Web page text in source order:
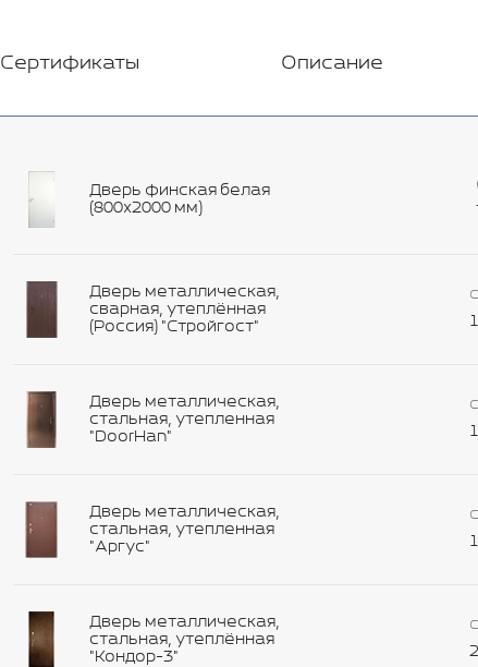
Сертификаты Описание
Дверь финская белая
(800х2000 мм)
Дверь металлическая,
сварная, утеплённая
(Россия) "Стройгост"
Дверь металлическая,
стальная, утепленная
"DoorHan"
Дверь металлическая,
стальная, утепленная
"Аргус"
Дверь металлическая,
стальная, утеплённая
"Кондор-3"